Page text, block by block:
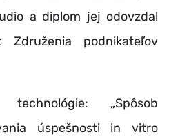
a diplom jej odovzdal
podnikateľov
„Spôsob
úspešnosti in vitro